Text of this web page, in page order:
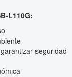
L110G:
seguridad